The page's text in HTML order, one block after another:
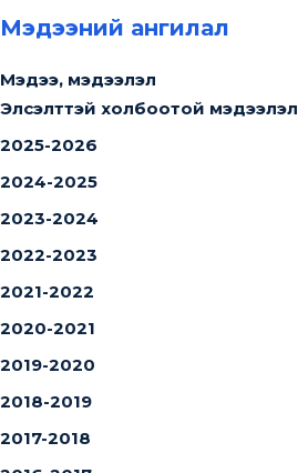
Мэдээний ангилал
Мэдээ, мэдээлэл
Элсэлттэй холбоотой мэдээлэл
2025-2026
2024-2025
2023-2024
2022-2023
2021-2022
2020-2021
2019-2020
2018-2019
2017-2018